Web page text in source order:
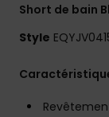
Short de bain
Style